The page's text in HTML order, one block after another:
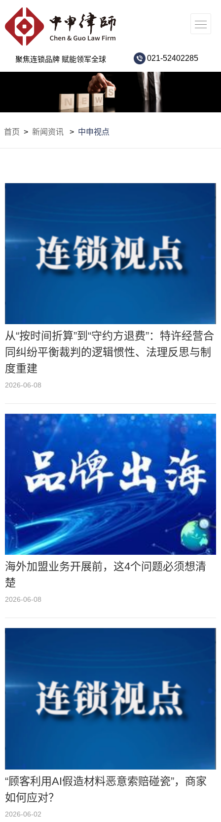
聚焦连锁品牌 赋能领军全球 021-52402285
首页 > 新闻资讯 > 中申视点
从“按时间折算”到“守约方退费”：特许经营合
同纠纷平衡裁判的逻辑惯性、法理反思与制
度重建
2026-06-08
海外加盟业务开展前，这4个问题必须想清
楚
2026-06-08
“顾客利用AI假造材料恶意索赔碰瓷”，商家
如何应对？
2026-06-02